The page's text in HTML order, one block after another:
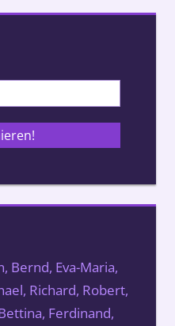
Bernd, Eva-Maria,
Richard, Robert,
Ferdinand,